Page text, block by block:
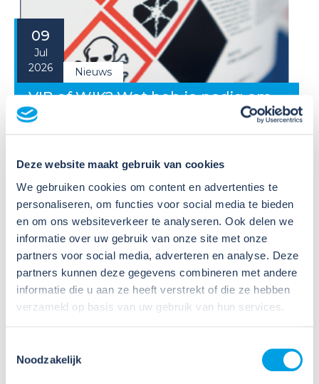
Deze website maakt gebruik van cookies
We gebruiken cookies om content en advertenties te
personaliseren, om functies voor social media te bieden
en om ons websiteverkeer te analyseren. Ook delen we
informatie over uw gebruik van onze site met onze
partners voor social media, adverteren en analyse. Deze
partners kunnen deze gegevens combineren met andere
informatie die u aan ze heeft verstrekt of die ze hebben
verzameld op basis van uw gebruik van hun services.
Noodzakelijk
09
Jul
2026
Nieuws
VIB of WIK? Wat heb je nodig om
veilig te werken met gevaarlijke
stoffen?
Veel organisaties hebben
Veiligheidsinformatiebladen (VIB's) of mini-VIB's
beschikbaar voor de gevaarlijke stoffen waarmee zij
werken. Dat is een belangrijke eerste stap, maar
daarmee voldoe je nog niet aan de verplichtingen
u...
Lees verder